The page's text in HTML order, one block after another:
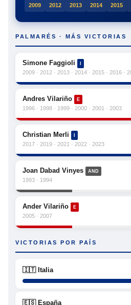
2009 2012 2013 2014 2015
PALMARÉS · MÁS VICTORIAS
Simone Faggioli
2009 · 2012 · 2013 · 2014 · 2015 · 2016 ·
Andres Vilariño E
1996 · 1998 · 1999 · 2000 · 2001 · 2003
Christian Merli
2017 · 2019 · 2021 · 2022 · 2023
Joan Dabad Vinyes AND
1993 · 1994
Ander Vilariño E
2005 · 2007
VICTORIAS POR PAÍS
🇮🇹 Italia
🇪🇸 España